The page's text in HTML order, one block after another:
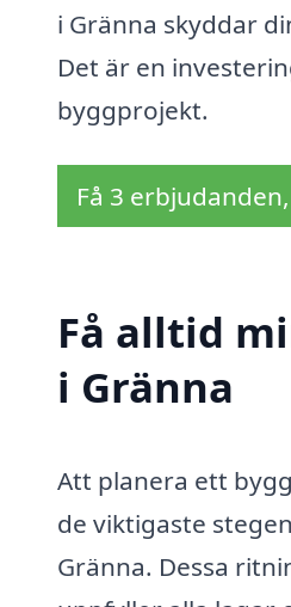
i Gränna skyddar
Det är en
byggprojekt.
Få 3
Få alltid
i Gränna
Att planera ett
de viktigaste
Gränna. Dessa